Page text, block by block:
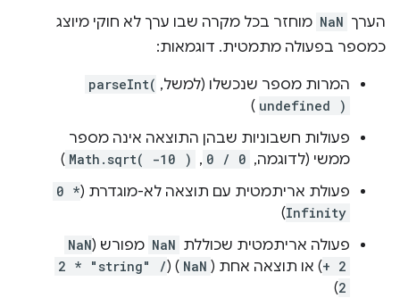
הערך NaN מוחזר בכל מקרה שבו ערך לא חוקי מיוצג
כמספר בפעולה מתמטית. דוגמאות:
המרות מספר שנכשלו (למשל, parseInt(
undefined )
)
פעולות חשבוניות שבהן התוצאה אינה מספר
ממשי (לדוגמה, 0 / 0
,
Math.sqrt( -10 )
)
פעולת אריתמטית עם תוצאה לא-מוגדרת (0 *
Infinity
)
פעולה אריתמטית שכוללת NaN מפורש (NaN
+ 2) או תוצאה אחת ( NaN
) (
2 * "string" /
2
)